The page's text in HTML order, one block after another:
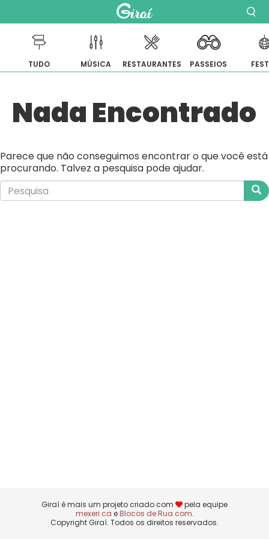
para
o
conteúdo
TUDO MÚSICA RESTAURANTES PASSEIOS
Nada Encontrado
Parece que não conseguimos encontrar o que você está
procurando. Talvez a pesquisa pode ajudar.
Giraí é mais um projeto criado com
pela equipe
mexeri.ca eBlocos de Rua.com.
Copyright Giraí. Todos os direitos reservados.